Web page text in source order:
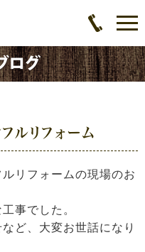
ルリフォーム
リフォームの現場のお
事でした。
ど、大変お世話になり